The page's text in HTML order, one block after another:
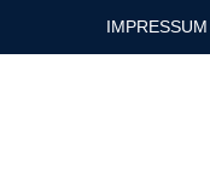
IMPRESSUM